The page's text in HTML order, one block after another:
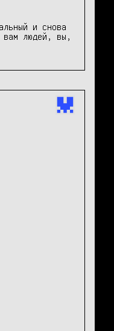
и снова
вам людей, вы,